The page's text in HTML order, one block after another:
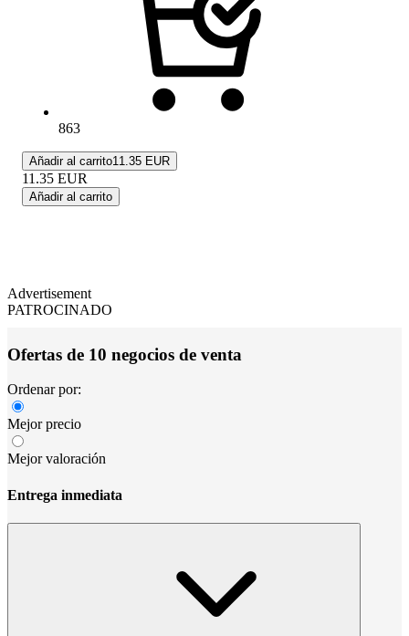
863
Añadir al carrito11.35 EUR
11.35 EUR
Añadir al carrito
Advertisement
PATROCINADO
Ofertas de 10 negocios de venta
Ordenar por:
Mejor precio
Mejor valoración
Entrega inmediata